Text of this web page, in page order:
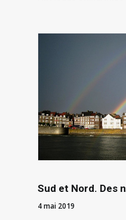
Sud et Nord . Des
4 mai 2019